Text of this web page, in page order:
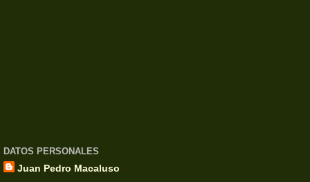
DATOS PERSONALES
Juan Pedro Macaluso